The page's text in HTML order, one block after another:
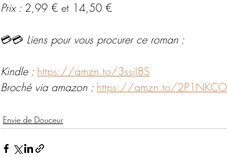
Prix : 2,99 € et 14,50 €
💳💳 Liens pour vous procurer ce roman :
Kindle : https://amzn.to/3ssjI8S
Broché via amazon : https://amzn.to/2P1NKCO
Envie de Douceur